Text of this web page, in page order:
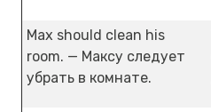
Max should clean his
room. — Максу следует
убрать в комнате.